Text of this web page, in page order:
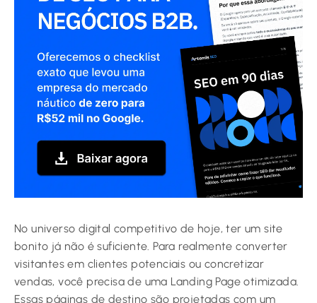
No universo digital competitivo de hoje, ter um site
bonito já não é suficiente. Para realmente converter
visitantes em clientes potenciais ou concretizar
vendas, você precisa de uma Landing Page otimizada.
Essas páginas de destino são projetadas com um